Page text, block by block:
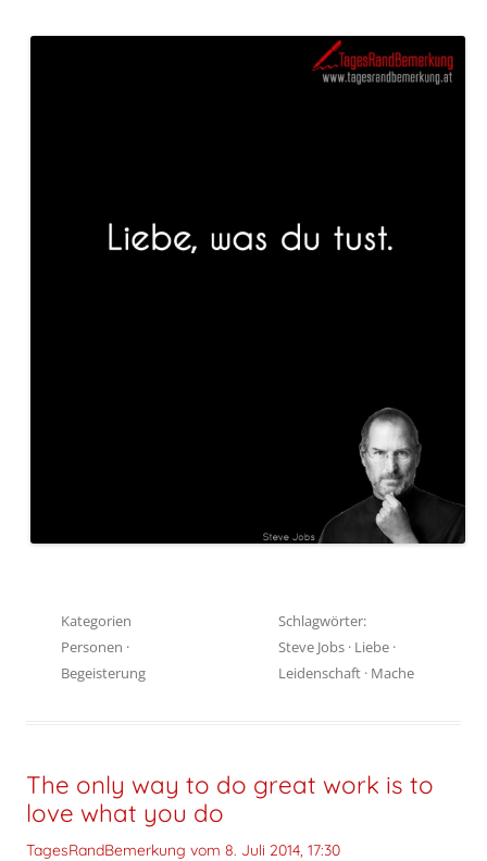
Kategorien
Personen ·
Begeisterung
Schlagwörter:
Steve Jobs · Liebe ·
Leidenschaft · Mache
The only way to do great work is to
love what you do
TagesRandBemerkung vom 8. Juli 2014, 17:30